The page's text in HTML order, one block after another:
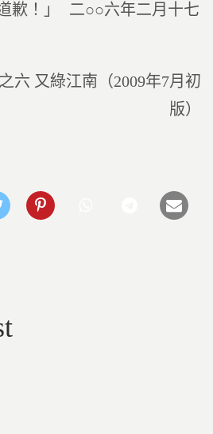
歉！」 二○○六年二月十七
六 又綠江南（2009年7月初
版）